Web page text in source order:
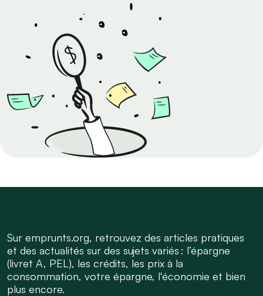
Sur emprunts.org, retrouvez des articles pratiques
et des actualités sur des sujets variés : l’épargne
(livret A, PEL), les crédits, les prix à la
consommation, votre épargne, l'économie et bien
plus encore.